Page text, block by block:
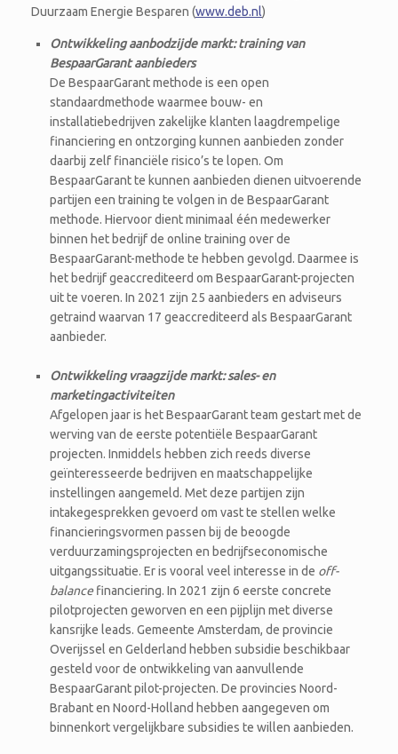
Duurzaam Energie Besparen (www.deb.nl)
Ontwikkeling aanbodzijde markt: training van
BespaarGarant aanbieders
De BespaarGarant methode is een open
standaardmethode waarmee bouw- en
installatiebedrijven zakelijke klanten laagdrempelige
financiering en ontzorging kunnen aanbieden zonder
daarbij zelf financiële risico’s te lopen. Om
BespaarGarant te kunnen aanbieden dienen uitvoerende
partijen een training te volgen in de BespaarGarant
methode. Hiervoor dient minimaal één medewerker
binnen het bedrijf de online training over de
BespaarGarant-methode te hebben gevolgd. Daarmee is
het bedrijf geaccrediteerd om BespaarGarant-projecten
uit te voeren. In 2021 zijn 25 aanbieders en adviseurs
getraind waarvan 17 geaccrediteerd als BespaarGarant
aanbieder.
Ontwikkeling vraagzijde markt: sales- en
marketingactiviteiten
Afgelopen jaar is het BespaarGarant team gestart met de
werving van de eerste potentiële BespaarGarant
projecten. Inmiddels hebben zich reeds diverse
geïnteresseerde bedrijven en maatschappelijke
instellingen aangemeld. Met deze partijen zijn
intakegesprekken gevoerd om vast te stellen welke
financieringsvormen passen bij de beoogde
verduurzamingsprojecten en bedrijfseconomische
uitgangssituatie. Er is vooral veel interesse in de off-
balancefinanciering. In 2021 zijn 6 eerste concrete
pilotprojecten geworven en een pijplijn met diverse
kansrijke leads. Gemeente Amsterdam, de provincie
Overijssel en Gelderland hebben subsidie beschikbaar
gesteld voor de ontwikkeling van aanvullende
BespaarGarant pilot-projecten. De provincies Noord-
Brabant en Noord-Holland hebben aangegeven om
binnenkort vergelijkbare subsidies te willen aanbieden.